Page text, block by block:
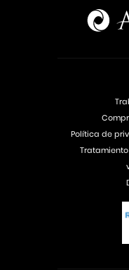
Política de